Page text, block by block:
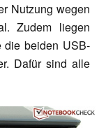
Nutzung wegen
Zudem liegen
die beiden USB-
Dafür sind alle